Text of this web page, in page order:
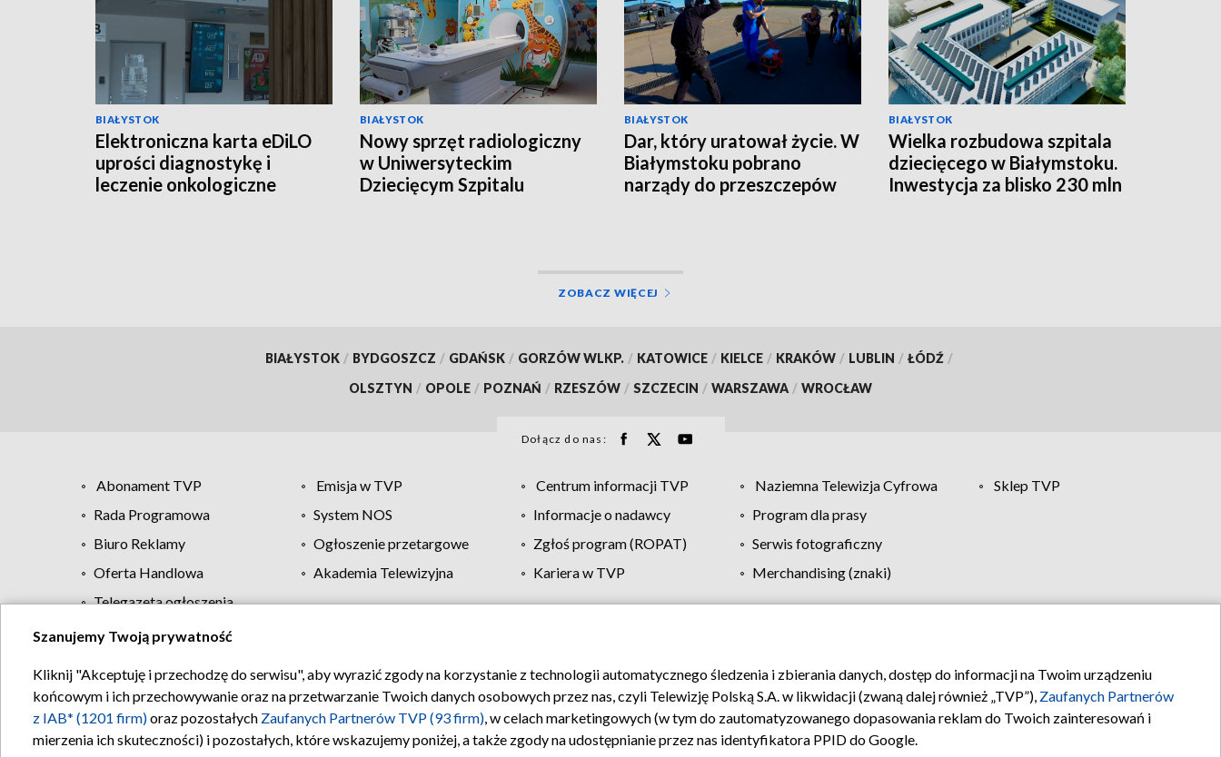
BIAŁYSTOK
Elektroniczna karta eDiLO
uprości diagnostykę i
leczenie onkologiczne
BIAŁYSTOK
Nowy sprzęt radiologiczny
w Uniwersyteckim
Dziecięcym Szpitalu
BIAŁYSTOK
Dar, który uratował życie. W
Białymstoku pobrano
narządy do przeszczepów
BIAŁYSTOK
Wielka rozbudowa szpitala
dziecięcego w Białymstoku.
Inwestycja za blisko 230 mln
ZOBACZ WIĘCEJ
BIAŁYSTOK / BYDGOSZCZ / GDAŃSK / GORZÓW WLKP. / KATOWICE / KIELCE / KRAKÓW / LUBLIN / ŁÓDŹ /
OLSZTYN / OPOLE / POZNAŃ / RZESZÓW / SZCZECIN / WARSZAWA / WROCŁAW
Dołącz do nas:
Abonament TVP Emisja w TVP Centrum informacji TVP Naziemna Telewizja Cyfrowa
Sklep TVP
Rada Programowa
System NOS Informacje o nadawcy
Program dla prasy
Biuro Reklamy
Ogłoszenie przetargowe Zgłoś program (ROPAT)
Serwis fotograficzny
Oferta Handlowa
Akademia Telewizyjna Kariera w TVP
Merchandising (znaki)
Telegazeta ogłoszenia
Regulamin TVP Polityka prywatności Moje zgody Pomoc Biuro reklamy Kontakt
Szanujemy Twoją prywatność
Kliknij "Akceptuję i przechodzę do serwisu", aby wyrazić zgody na korzystanie z technologii automatycznego śledzenia i zbierania danych, dostęp do informacji na Twoim urządzeniu
końcowym i ich przechowywanie oraz na przetwarzanie Twoich danych osobowych przez nas, czyli Telewizję Polską S.A. w likwidacji (zwaną dalej również „TVP”), Zaufanych Partnerów
z IAB* (1201 firm)oraz pozostałych Zaufanych Partnerów TVP (93 firm), w celach marketingowych (w tym do zautomatyzowanego dopasowania reklam do Twoich zainteresowań i
mierzenia ich skuteczności) i pozostałych, które wskazujemy poniżej, a także zgody na udostępnianie przez nas identyfikatora PPID do Google.